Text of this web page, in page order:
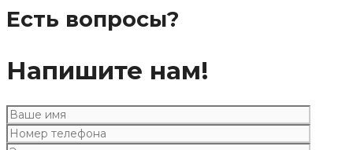
Есть вопросы?
Напишите нам!